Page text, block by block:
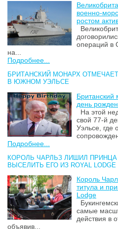
военно-
ростом
операций в
на...
Подробнее...
БРИТАНСКИЙ МОНАРХ
В ЮЖНОМ УЭЛЬСЕ
Британский
день
На этой
свой 77-й
Уэльсе, где
Подробнее...
КОРОЛЬ ЧАРЛЬЗ ЛИШИЛ
ВЫСЕЛИТЬ ЕГО ИЗ ROYAL LODGE
Король
титула и
Lodge
самые
действия в
объявив...